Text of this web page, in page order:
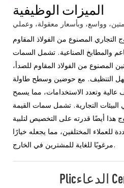
الميزات الوظيفية
متين، وواسع، وبأسعار معقولة، وعملي
المصنوع من الفولاذ المقاوم
والمطابخ الصناعية. تشمل السمات
المصنوع من الفولاذ المقاوم للصدأ،
التنظيف. مع حوضين وسطح طاولة
عالية وتعدد الاستخدامات، مما يسمح
البيئات التجارية. تشمل سمات القيمة
هذا أيضًا قدرته على التخصيص لتلبية
للعملاء المختلفين، مما يجعله خيارًا
مرغوبًا للغاية للمشترين في الخارج.